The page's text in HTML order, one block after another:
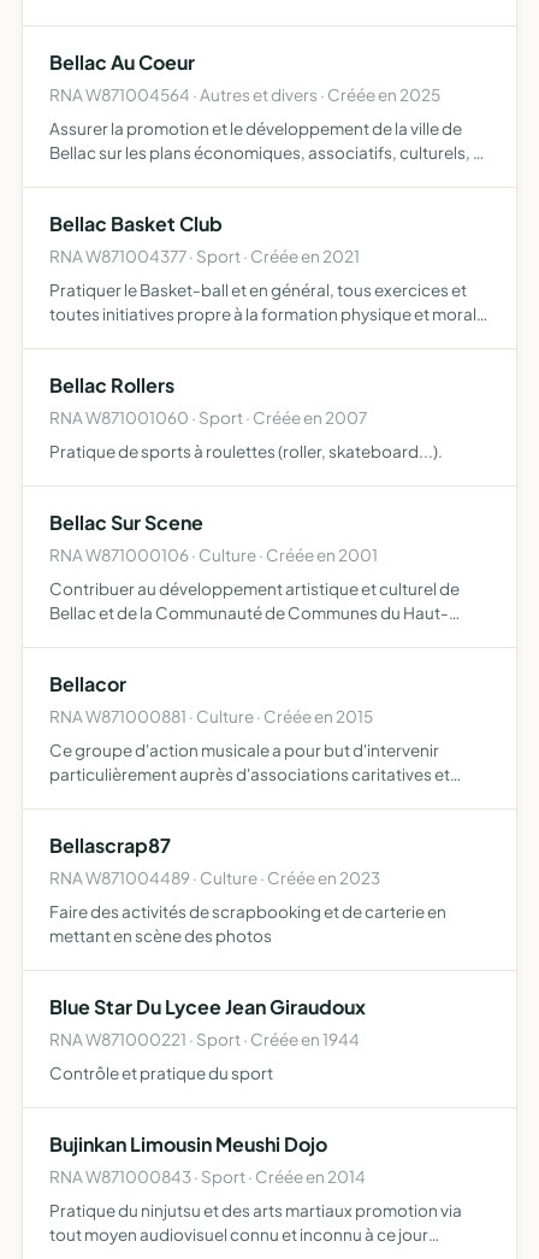
Bellac Au Coeur
RNA W871004564 · Autres et divers · Créée en 2025
Assurer la promotion et le développement de la ville de
Bellac sur les plans économiques, associatifs, culturels, et
Bellac Basket Club
RNA W871004377 · Sport · Créée en 2021
Pratiquer le Basket-ball et en général, tous exercices et
toutes initiatives propre à la formation physique et morale
Bellac Rollers
RNA W871001060 · Sport · Créée en 2007
Pratique de sports à roulettes (roller, skateboard...).
Bellac Sur Scene
RNA W871000106 · Culture · Créée en 2001
Contribuer au développement artistique et culturel de
Bellac et de la Communauté de Communes du Haut-
culturell…
Bellacor
RNA W871000881 · Culture · Créée en 2015
Ce groupe d'action musicale a pour but d'intervenir
particulièrement auprès d'associations caritatives et
Bellascrap87
RNA W871004489 · Culture · Créée en 2023
Faire des activités de scrapbooking et de carterie en
mettant en scène des photos
Blue Star Du Lycee Jean Giraudoux
RNA W871000221 · Sport · Créée en 1944
Contrôle et pratique du sport
Bujinkan Limousin Meushi Dojo
RNA W871000843 · Sport · Créée en 2014
Pratique du ninjutsu et des arts martiaux promotion via
tout moyen audiovisuel connu et inconnu à ce jour